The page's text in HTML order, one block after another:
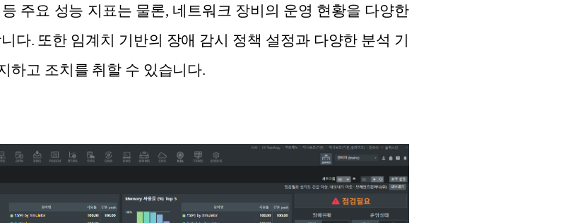
등 주요 성능 지표는 물론, 네트워크 장비의 운영 현황을 다양한
다. 또한 임계치 기반의 장애 감시 정책 설정과 다양한 분석 기
하고 조치를 취할 수 있습니다.